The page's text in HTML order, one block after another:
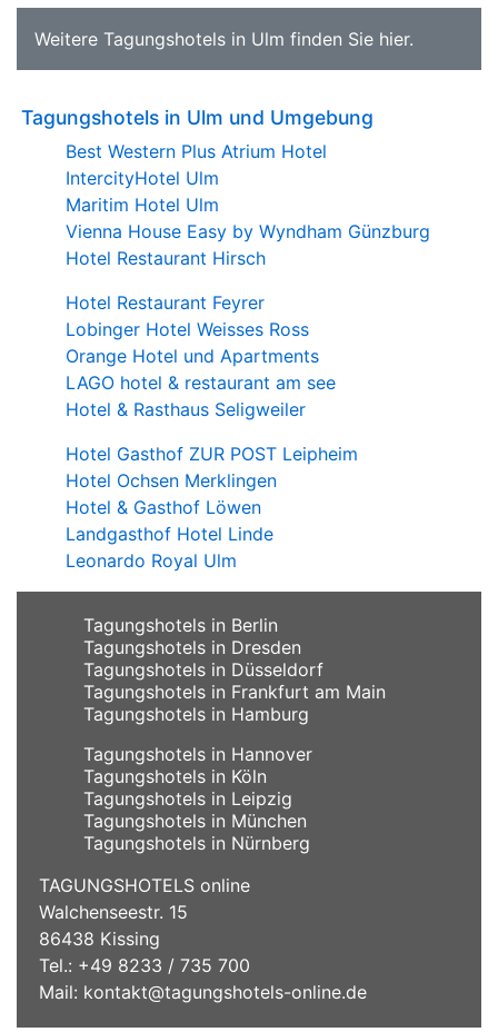
Weitere Tagungshotels in Ulm finden Sie hier.
Tagungshotels in Ulm und Umgebung
Best Western Plus Atrium Hotel
IntercityHotel Ulm
Maritim Hotel Ulm
Vienna House Easy by Wyndham Günzburg
Hotel Restaurant Hirsch
Hotel Restaurant Feyrer
Lobinger Hotel Weisses Ross
Orange Hotel und Apartments
LAGO hotel & restaurant am see
Hotel & Rasthaus Seligweiler
Hotel Gasthof ZUR POST Leipheim
Hotel Ochsen Merklingen
Hotel & Gasthof Löwen
Landgasthof Hotel Linde
Leonardo Royal Ulm
Tagungshotels in Berlin
Tagungshotels in Dresden
Tagungshotels in Düsseldorf
Tagungshotels in Frankfurt am Main
Tagungshotels in Hamburg
Tagungshotels in Hannover
Tagungshotels in Köln
Tagungshotels in Leipzig
Tagungshotels in München
Tagungshotels in Nürnberg
TAGUNGSHOTELS online
Walchenseestr. 15
86438 Kissing
Tel.: +49 8233 / 735 700
Mail: kontakt@tagungshotels-online.de